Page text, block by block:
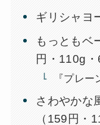
ギリシャヨ
もっともベ
円・110g・
『プレ
さわやかな
（159円・